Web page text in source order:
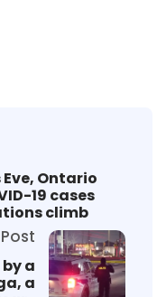
Eve, Ontario
19 cases
climb
a
a